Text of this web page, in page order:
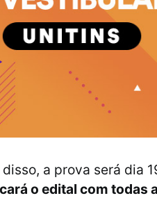
a prova será dia
o edital com todas